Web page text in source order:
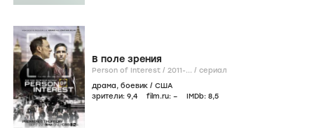
В поле зрения
Person of Interest / 2011-... / сериал
драма, боевик / США
зрители: 9,4 film.ru: – IMDb: 8,5